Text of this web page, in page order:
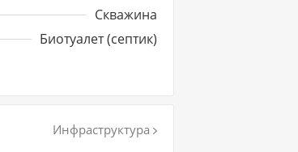
Скважина
Биотуалет (септик)
Инфраструктура